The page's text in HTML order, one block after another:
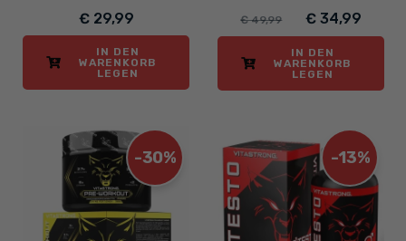
€ 29,99
IN DEN
WARENKORB
LEGEN
€ 49,99 € 34,99
IN DEN
WARENKORB
LEGEN
-30% -13%